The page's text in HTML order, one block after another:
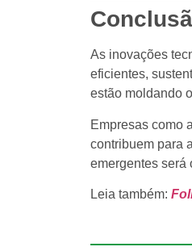
As inovações
eficientes,
estão moldando
Empresas como a
contribuem para
emergentes será
Leia também: